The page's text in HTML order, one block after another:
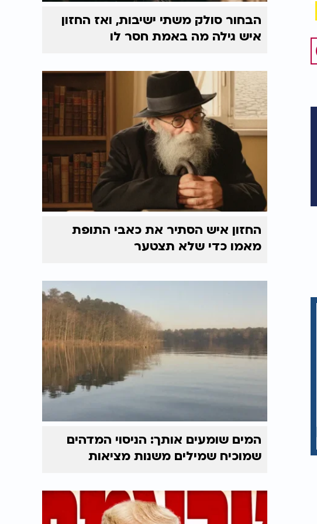
הבחור סולק משתי ישיבות, ואז החזון
איש גילה מה באמת חסר לו
החזון איש הסתיר את כאבי התופת
מאמו כדי שלא תצטער
המים שומעים אותך: הניסוי המדהים
שמוכיח שמילים משנות מציאות